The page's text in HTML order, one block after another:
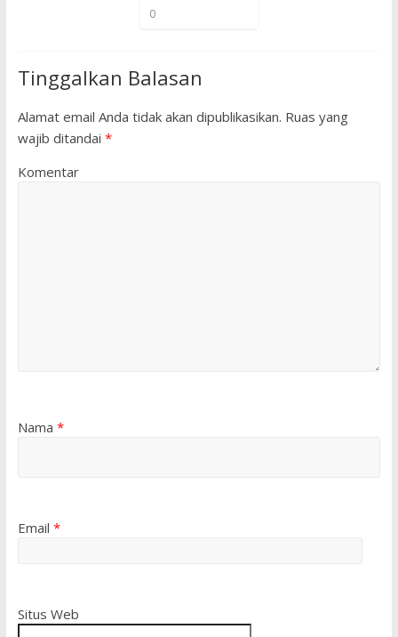
0
Tinggalkan Balasan
Alamat email Anda tidak akan dipublikasikan. Ruas yang
wajib ditandai *
Komentar
Nama *
Email *
Situs Web